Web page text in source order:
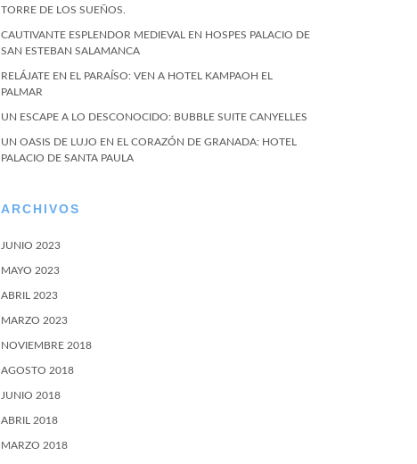
TORRE DE LOS SUEÑOS.
CAUTIVANTE ESPLENDOR MEDIEVAL EN HOSPES PALACIO DE
SAN ESTEBAN SALAMANCA
RELÁJATE EN EL PARAÍSO: VEN A HOTEL KAMPAOH EL
PALMAR
UN ESCAPE A LO DESCONOCIDO: BUBBLE SUITE CANYELLES
UN OASIS DE LUJO EN EL CORAZÓN DE GRANADA: HOTEL
PALACIO DE SANTA PAULA
ARCHIVOS
JUNIO 2023
MAYO 2023
ABRIL 2023
MARZO 2023
NOVIEMBRE 2018
AGOSTO 2018
JUNIO 2018
ABRIL 2018
MARZO 2018